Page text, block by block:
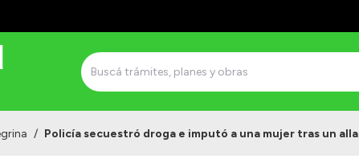
/ Policía secuestró droga e imputó a una mujer tras un